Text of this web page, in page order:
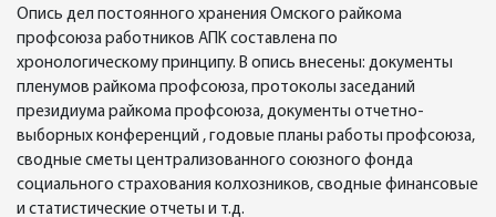
Опись дел постоянного хранения Омского райкома
профсоюза работников АПК составлена по
хронологическому принципу. В опись внесены: документы
пленумов райкома профсоюза, протоколы заседаний
президиума райкома профсоюза, документы отчетно-
выборных конференций , годовые планы работы профсоюза,
сводные сметы централизованного союзного фонда
социального страхования колхозников, сводные финансовые
и статистические отчеты и т.д.